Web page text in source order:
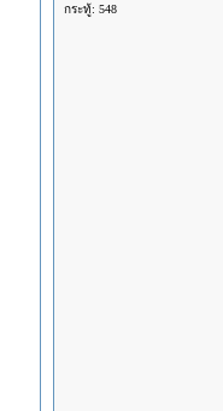
กระทู้: 548